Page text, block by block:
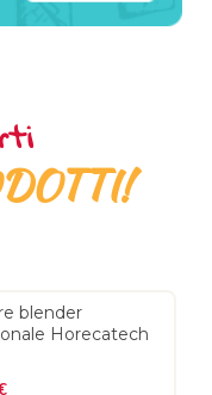
blender
Horecatech